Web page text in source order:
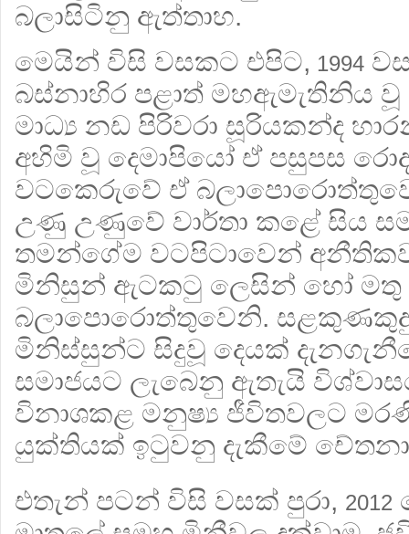
බලාසිටිනු ඇත්තාහ.
මෙයින් විසි වසකට එපිට, 1994
බස්නාහිර පළාත් මහඇමැතිනිය වූ
මාධ්‍ය නඩ පිරිවරා සූරියකන්ද
අහිමි වූ දෙමාපියෝ ඒ පසුපස
වටකෙරුවේ ඒ
උණු උණුවේ වාර්තා කළේ සිය
තමන්ගේම වටපිටාවෙන්
මිනිසුන් ඇටකටු ලෙසින් හෝ මතු
බලාපොරොත්තුවෙනි.
මිනිස්සුන්ට සිදුවූ දෙයක්
සමාජයට ලැබෙනු ඇතැයි
විනාශකළ මනුෂ්‍ය ජීවිතවලට
යුක්තියක් ඉටුවනු දැකීමේ
එතැන් පටන් විසි වසක් පුරා, 2012